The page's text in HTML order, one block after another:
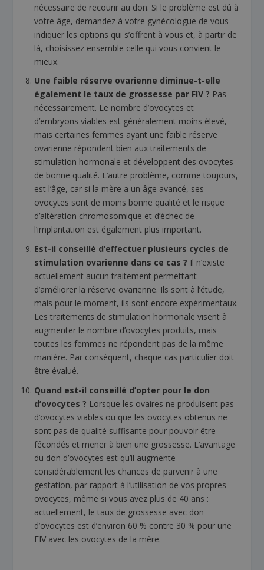
nécessaire de recourir au don. Si le problème est dû à
votre âge, demandez à votre gynécologue de vous
indiquer les options qui s’offrent à vous et, à partir de
là, choisissez ensemble celle qui vous convient le
mieux.
Une faible réserve ovarienne diminue-t-elle
également le taux de grossesse par FIV ? Pas
nécessairement. Le nombre d’ovocytes et
d’embryons viables est généralement moins élevé,
mais certaines femmes ayant une faible réserve
ovarienne répondent bien aux traitements de
stimulation hormonale et développent des ovocytes
de bonne qualité. L’autre problème, comme toujours,
est l’âge, car si la mère a un âge avancé, ses
ovocytes sont de moins bonne qualité et le risque
d’altération chromosomique et d’échec de
l’implantation est également plus important.
Est-il conseillé d’effectuer plusieurs cycles de
stimulation ovarienne dans ce cas ? Il n’existe
actuellement aucun traitement permettant
d’améliorer la réserve ovarienne. Ils sont à l’étude,
mais pour le moment, ils sont encore expérimentaux.
Les traitements de stimulation hormonale visent à
augmenter le nombre d’ovocytes produits, mais
toutes les femmes ne répondent pas de la même
manière. Par conséquent, chaque cas particulier doit
être évalué.
Quand est-il conseillé d’opter pour le don
d’ovocytes ? Lorsque les ovaires ne produisent pas
d’ovocytes viables ou que les ovocytes obtenus ne
sont pas de qualité suffisante pour pouvoir être
fécondés et mener à bien une grossesse. L’avantage
du don d’ovocytes est qu’il augmente
considérablement les chances de parvenir à une
gestation, par rapport à l’utilisation de vos propres
ovocytes, même si vous avez plus de 40 ans :
actuellement, le taux de grossesse avec don
d’ovocytes est d’environ 60 % contre 30 % pour une
FIV avec les ovocytes de la mère.